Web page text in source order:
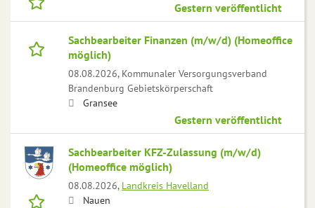
Gestern veröffentlicht
Sachbearbeiter Finanzen (m/w/d) (Homeoffice
möglich)
08.08.2026, Kommunaler Versorgungsverband
Brandenburg Gebietskörperschaft
Gransee
Gestern veröffentlicht
Sachbearbeiter KFZ-Zulassung (m/w/d)
(Homeoffice möglich)
08.08.2026, Landkreis Havelland
Nauen